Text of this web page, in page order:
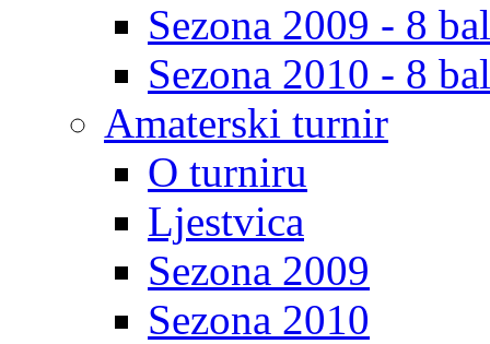
Sezona 2009 - 8
Sezona 2010 - 8
Amaterski turnir
O turniru
Ljestvica
Sezona 2009
Sezona 2010